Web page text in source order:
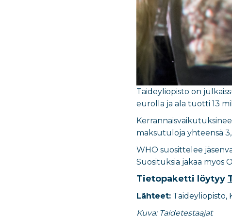
Taideyliopisto on
eurolla ja ala tuotti 13
maksutuloja yhteensä
WHO suosittelee
Suosituksia jakaa myös
Tietopaketti löytyy
Lähteet:Taideyliopisto,
Kuva: Taidetestaajat